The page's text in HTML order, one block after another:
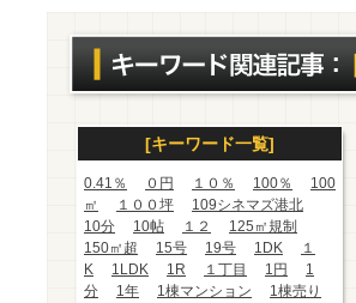
[キーワード一覧]
0.41％ ０円 １０％ 100％
100
㎡
１００坪
109シネマズ港北
10分
10帖 １２
125㎡規制
150㎡超
15号 19号 1DK
１
K
1LDK 1R １丁目 1円
1
分
1年 1棟マンション
1棟売り